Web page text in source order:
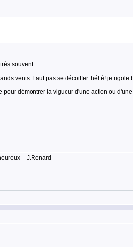
souvent.
vents. Faut pas se décoiffer. héhé! je
démontrer la vigueur d'une action ou
_ J.Renard